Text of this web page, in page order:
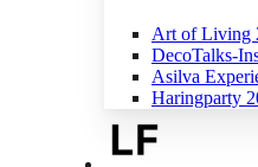
Art of Living
DecoTalks-
Asilva
Haringparty